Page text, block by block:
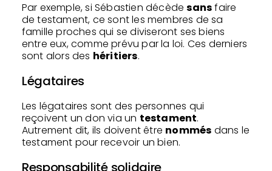
Par exemple, si Sébastien décèdesansfaire
de testament, ce sont les membres de sa
famille proches qui se diviseront ses biens
entre eux, comme prévu par la loi. Ces derniers
sont alors des héritiers.
Légataires
Les légataires sont des personnes qui
reçoivent un don via un testament.
Autrement dit, ils doivent être nommés dans le
testament pour recevoir un bien.
Responsabilité solidaire